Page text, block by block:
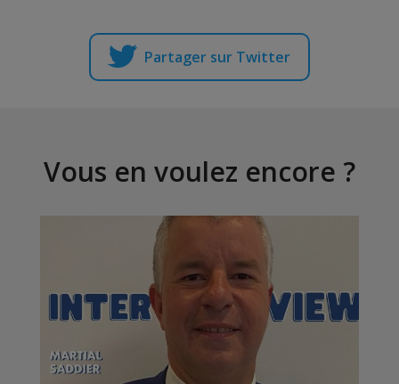
Partager sur Twitter
Vous en voulez encore ?